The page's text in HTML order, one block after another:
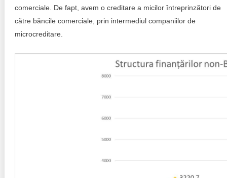
comerciale. De fapt, avem o creditare a micilor întreprinzători de
către băncile comerciale, prin intermediul companiilor de
microcreditare.